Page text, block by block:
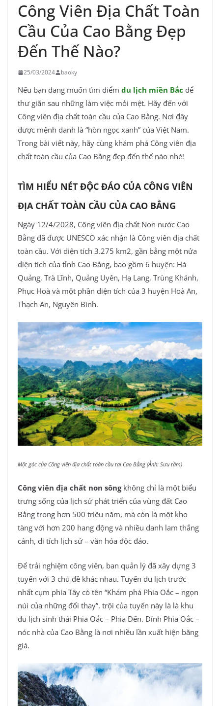
Công Viên Địa Chất Toàn
Cầu Của Cao Bằng Đẹp
Đến Thế Nào?
25/03/2024 baoky
Nếu bạn đang muốn tìm điểm du lịch miền Bắc để
thư giãn sau những làm việc mỏi mệt. Hãy đến với
Công viên địa chất toàn cầu của Cao Bằng. Nơi đây
được mệnh danh là “hòn ngọc xanh” của Việt Nam.
Trong bài viết này, hãy cùng khám phá Công viên địa
chất toàn cầu của Cao Bằng đẹp đến thế nào nhé!
TÌM HIỂU NÉT ĐỘC ĐÁO CỦA CÔNG VIÊN
ĐỊA CHẤT TOÀN CẦU CỦA CAO BẰNG
Ngày 12/4/2028, Công viên địa chất Non nước Cao
Bằng đã được UNESCO xác nhận là Công viên địa chất
toàn cầu. Với diện tích 3.275 km2, gần bằng một nửa
diện tích của tỉnh Cao Bằng, bao gồm 6 huyện: Hà
Quảng, Trà Lĩnh, Quảng Uyên, Hạ Lang, Trùng Khánh,
Phục Hoà và một phần diện tích của 3 huyện Hoà An,
Thạch An, Nguyên Bình.
Một góc của Công viên địa chất toàn cầu tại Cao Bằng (Ảnh: Sưu tầm)
Công viên địa chất non sông không chỉ là một biểu
trưng sống của lịch sử phát triển của vùng đất Cao
Bằng trong hơn 500 triệu năm, mà còn là một kho
tàng với hơn 200 hang động và nhiều danh lam thắng
cảnh, di tích lịch sử – văn hóa độc đáo.
Để trải nghiệm công viên, ban quản lý đã xây dựng 3
tuyến với 3 chủ đề khác nhau. Tuyến du lịch trước
nhất cụm phía Tây có tên “Khám phá Phia Oắc – ngọn
núi của những đổi thay”. trội của tuyến này là là khu
du lịch sinh thái Phia Oắc – Phia Đến. Đỉnh Phia Oắc –
nóc nhà của Cao Bằng là nơi nhiều lần xuất hiện băng
giá.